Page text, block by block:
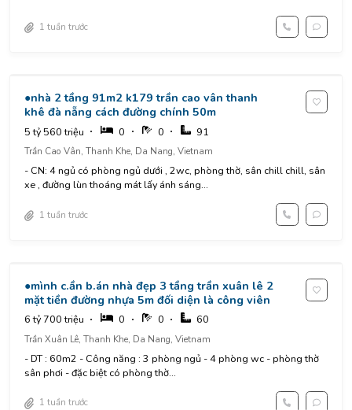
1 tuần trước
●nhà 2 tầng 91m2 k179 trần cao vân thanh
khê đà nẵng cách đường chính 50m
5 tỷ 560 triệu 0 0 91
Trần Cao Vân, Thanh Khe, Da Nang, Vietnam
- CN: 4 ngủ có phòng ngủ dưới , 2wc, phòng thờ, sân chill chill, sân
xe , đường lùn thoáng mát lấy ánh sáng...
1 tuần trước
●mình c.ần b.án nhà đẹp 3 tầng trần xuân lê 2
mặt tiền đường nhựa 5m đối diện là công viên
6 tỷ 700 triệu 0 0 60
Trần Xuân Lê, Thanh Khe, Da Nang, Vietnam
- DT : 60m2 - Công năng : 3 phòng ngủ - 4 phòng wc - phòng thờ
sân phơi - đặc biệt có phòng thờ...
1 tuần trước